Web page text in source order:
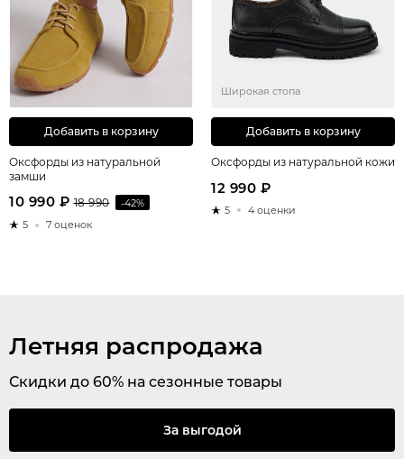
Добавить в корзину
Оксфорды из натуральной
замши
10 990 ₽18 990
-42%
5
7 оценок
Широкая стопа
Добавить в корзину
Оксфорды из натуральной кожи
12 990 ₽
5 4 оценки
Летняя распродажа
Скидки до 60% на сезонные товары
За выгодой